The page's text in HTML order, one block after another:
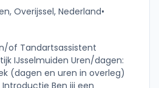
Overijssel, Nederland•
of Tandartsassistent
IJsselmuiden Uren/dagen:
(dagen en uren in overleg)
Ben jij een